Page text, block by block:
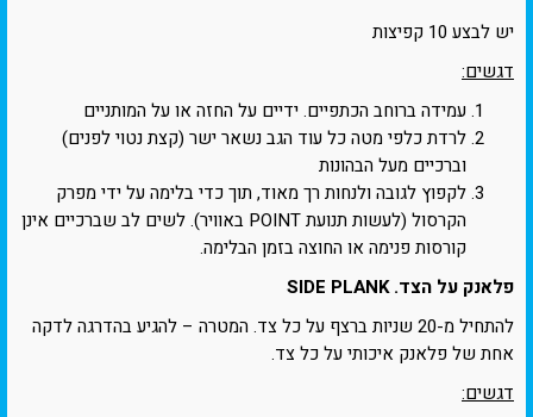
יש לבצע 10 קפיצות
דגשים:
עמידה ברוחב הכתפיים. ידיים על החזה או על המותניים
לרדת כלפי מטה כל עוד הגב נשאר ישר (קצת נטוי לפנים)
וברכיים מעל הבהונות
לקפוץ לגובה ולנחות רך מאוד, תוך כדי בלימה על ידי מפרק
הקרסול (לעשות תנועת POINT באוויר). לשים לב שברכיים אינן
קורסות פנימה או החוצה בזמן הבלימה.
פלאנק על הצד. SIDE PLANK
להתחיל מ-20 שניות ברצף על כל צד. המטרה – להגיע בהדרגה לדקה
אחת של פלאנק איכותי על כל צד.
דגשים: